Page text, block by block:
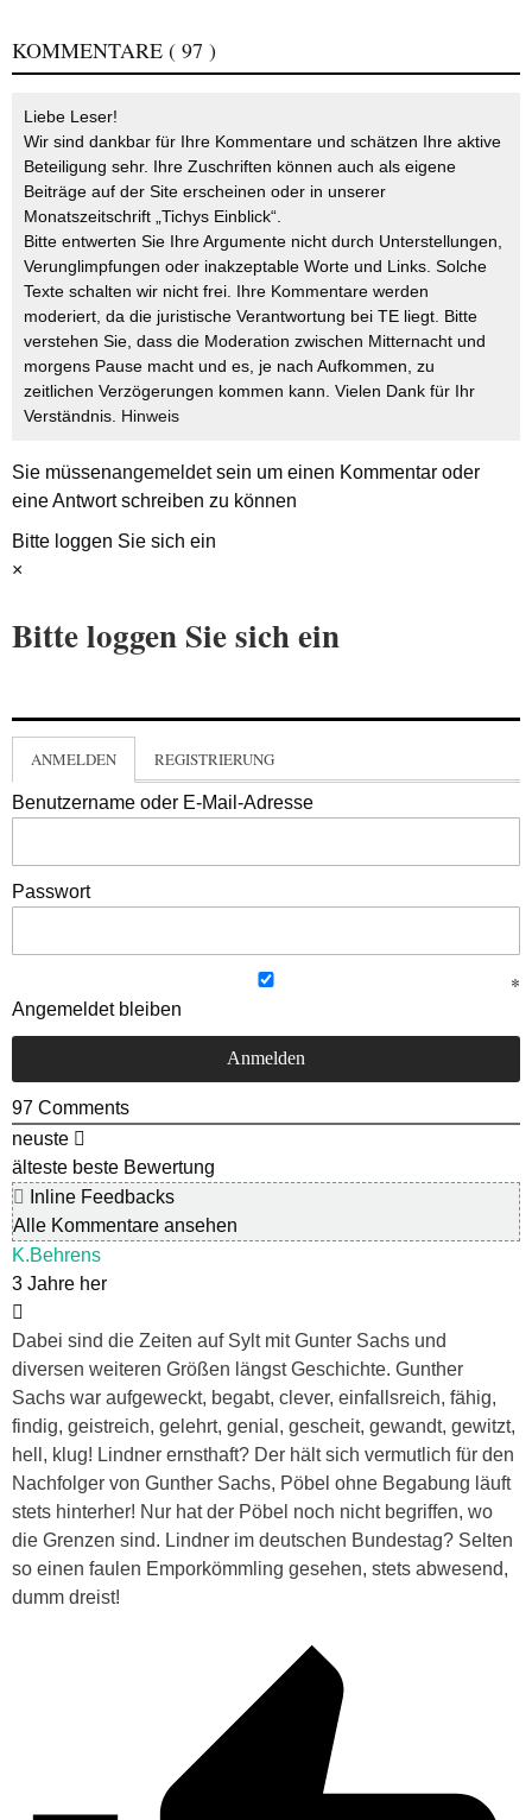
KOMMENTARE ( 97 )
Liebe Leser!
Wir sind dankbar für Ihre Kommentare und schätzen Ihre aktive
Beteiligung sehr. Ihre Zuschriften können auch als eigene
Beiträge auf der Site erscheinen oder in unserer
Monatszeitschrift „Tichys Einblick“.
Bitte entwerten Sie Ihre Argumente nicht durch Unterstellungen,
Verunglimpfungen oder inakzeptable Worte und Links. Solche
Texte schalten wir nicht frei. Ihre Kommentare werden
moderiert, da die juristische Verantwortung bei TE liegt. Bitte
verstehen Sie, dass die Moderation zwischen Mitternacht und
morgens Pause macht und es, je nach Aufkommen, zu
zeitlichen Verzögerungen kommen kann. Vielen Dank für Ihr
Verständnis. Hinweis
Sie müssenangemeldetsein um einen Kommentar oder
eine Antwort schreiben zu können
Bitte loggen Sie sich ein
×
Bitte loggen Sie sich ein
ANMELDEN REGISTRIERUNG
Benutzername oder E-Mail-Adresse
Passwort
Angemeldet bleiben
97 Comments
neuste
älteste beste Bewertung
Inline Feedbacks
Alle Kommentare ansehen
K.Behrens
3 Jahre her
Dabei sind die Zeiten auf Sylt mit Gunter Sachs und
diversen weiteren Größen längst Geschichte. Gunther
Sachs war aufgeweckt, begabt, clever, einfallsreich, fähig,
findig, geistreich, gelehrt, genial, gescheit, gewandt, gewitzt,
hell, klug! Lindner ernsthaft? Der hält sich vermutlich für den
Nachfolger von Gunther Sachs, Pöbel ohne Begabung läuft
stets hinterher! Nur hat der Pöbel noch nicht begriffen, wo
die Grenzen sind. Lindner im deutschen Bundestag? Selten
so einen faulen Emporkömmling gesehen, stets abwesend,
dumm dreist!